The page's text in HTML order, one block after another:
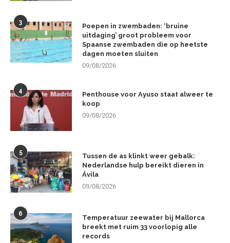
3
Poepen in zwembaden: ‘bruine
uitdaging’ groot probleem voor
Spaanse zwembaden die op heetste
dagen moeten sluiten
09/08/2026
4
Penthouse voor Ayuso staat alweer te
koop
09/08/2026
5
Tussen de as klinkt weer gebalk:
Nederlandse hulp bereikt dieren in
Ávila
09/08/2026
6
Temperatuur zeewater bij Mallorca
breekt met ruim 33 voorlopig alle
records